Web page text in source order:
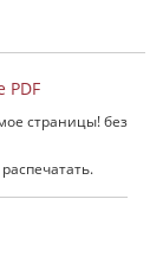
PDF
страницы! без